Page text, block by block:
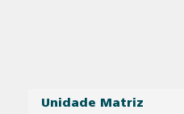
Unidade Matriz